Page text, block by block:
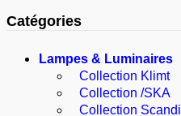
Catégories
Lampes & Luminaires
Collection Klimt
Collection /SKA
Collection Scandi